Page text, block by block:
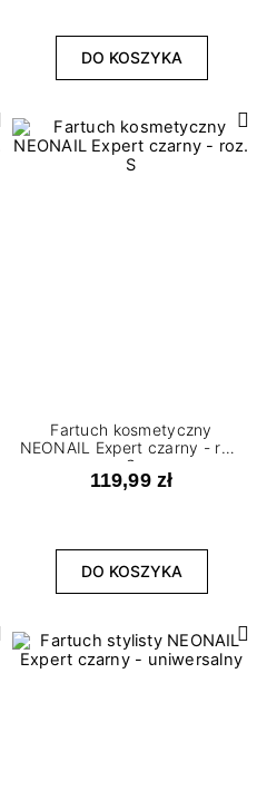
DO KOSZYKA
Fartuch kosmetyczny
NEONAIL Expert czarny - roz.
S
119,99 zł
DO KOSZYKA